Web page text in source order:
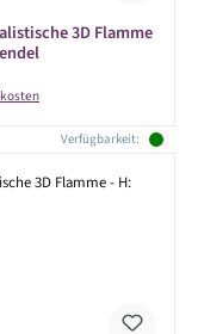
3D Flamme
Verfügbarkeit: